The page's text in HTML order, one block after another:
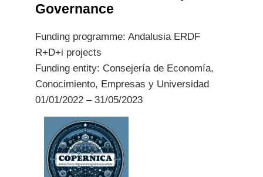
Governance
Funding programme: Andalusia ERDF
R+D+i projects
Funding entity: Consejería de Economía,
Conocimiento, Empresas y Universidad
01/01/2022 – 31/05/2023